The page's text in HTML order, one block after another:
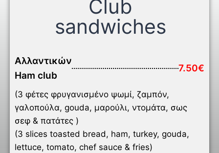
Club
sandwiches
Αλλαντικών
Ham club
7.50€
(3 φέτες φρυγανισμένο ψωμί, ζαμπόν,
γαλοπούλα, gouda, μαρούλι, ντομάτα, σως
σεφ & πατάτες )
(3 slices toasted bread, ham, turkey, gouda,
lettuce, tomato, chef sauce & fries)